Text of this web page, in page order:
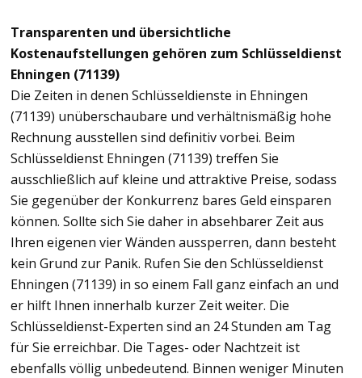
Transparenten und übersichtliche
Kostenaufstellungen gehören zum Schlüsseldienst
Ehningen (71139)
Die Zeiten in denen Schlüsseldienste in Ehningen
(71139) unüberschaubare und verhältnismäßig hohe
Rechnung ausstellen sind definitiv vorbei. Beim
Schlüsseldienst Ehningen (71139) treffen Sie
ausschließlich auf kleine und attraktive Preise, sodass
Sie gegenüber der Konkurrenz bares Geld einsparen
können. Sollte sich Sie daher in absehbarer Zeit aus
Ihren eigenen vier Wänden aussperren, dann besteht
kein Grund zur Panik. Rufen Sie den Schlüsseldienst
Ehningen (71139) in so einem Fall ganz einfach an und
er hilft Ihnen innerhalb kurzer Zeit weiter. Die
Schlüsseldienst-Experten sind an 24 Stunden am Tag
für Sie erreichbar. Die Tages- oder Nachtzeit ist
ebenfalls völlig unbedeutend. Binnen weniger Minuten